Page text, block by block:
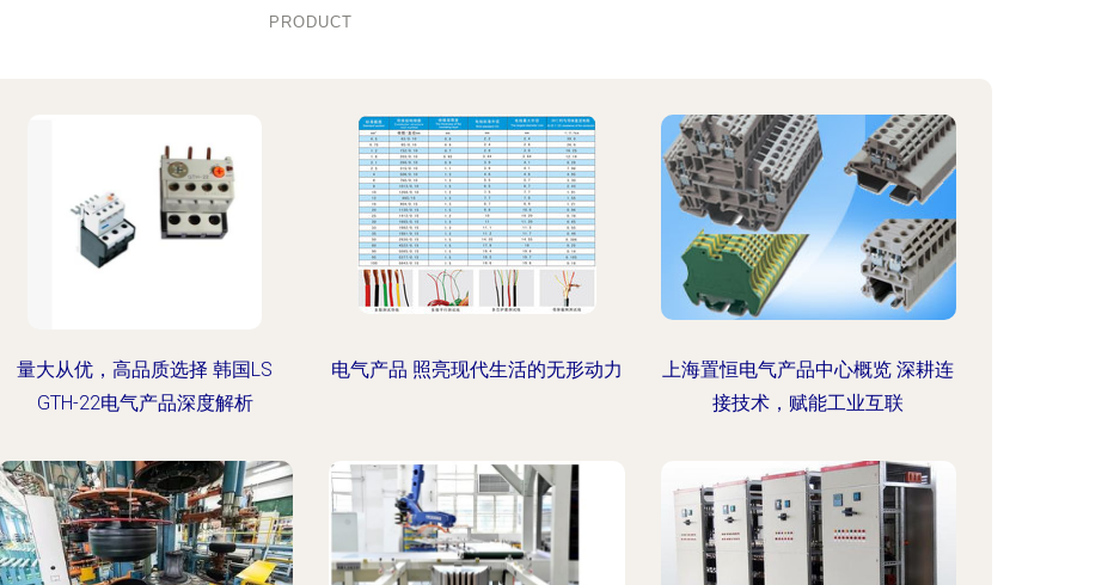
PRODUCT
量大从优，高品质选择 韩国LS
GTH-22电气产品深度解析
电气产品 照亮现代生活的无形动力
上海置恒电气产品中心概览 深耕连
接技术，赋能工业互联